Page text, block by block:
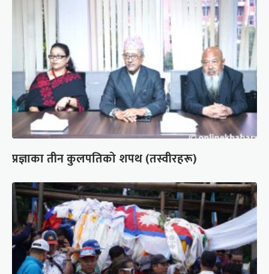
प्रज्ञाका तीन कुलपतिको शपथ (तस्वीरहरू)